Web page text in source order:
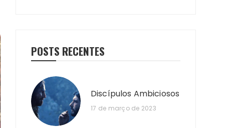
POSTS RECENTES
Discípulos Ambiciosos
17 de março de 2023